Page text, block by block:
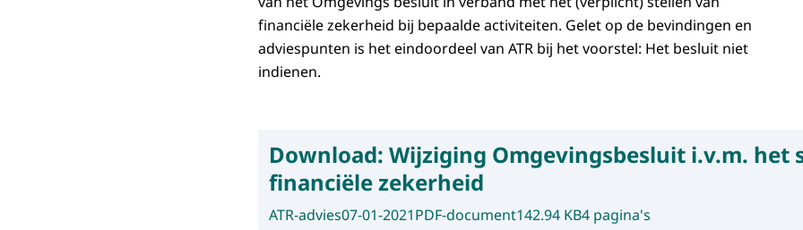
financiële zekerheid bij bepaalde activiteiten. Gelet op de bevindingen en
adviespunten is het eindoordeel van ATR bij het voorstel: Het besluit niet
indienen.
Download: Wijziging Omgevingsbesluit i.v.m. het
financiële zekerheid
ATR-advies07-01-2021PDF-document142.94 KB4 pagina's